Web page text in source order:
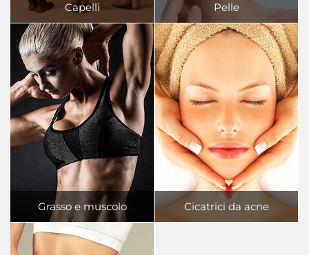
Capelli Pelle
Grasso e muscolo Cicatrici da acne